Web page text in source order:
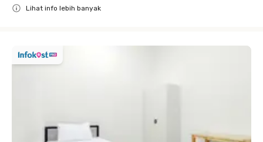
Lihat info lebih banyak